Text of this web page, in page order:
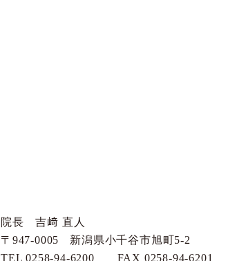
院長 吉﨑 直人
〒947-0005
新潟県小千谷市旭町5-2
TEL 0258-94-6200
FAX 0258-94-6201